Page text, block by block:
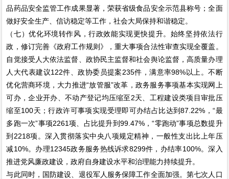
品药品安全监管工作成果显著，荣获省级食品安全示范县称号；全面
做好安全生产、信访稳定等工作，社会大局保持和谐稳定。
（七）优化环境转作风，行政效能实现更快提升。始终坚持依法行
政，修订完善《政府工作规则》，重大事项合法性审查实现全覆盖。
自觉接受人大依法监督、政协民主监督和社会舆论监督，高质量办理
人大代表建议122件、政协委员提案235件，满意率98%以上。不断
优化营商环境，大力推进“放管服”改革，政务服务事项基本实现网上
可办，企业开办、不动产登记均压缩至2天、工程建设类项目审批压
缩至100天；行政许可事项实现受理即可办结占比达到87.22%，“最
多跑一次”事项2261项、占比提升到99.47%，“零跑动”事项总数提升
到2218项。深入贯彻落实中央八项规定精神，一般性支出比上年压
减10%。办理12345政务服务热线诉求8299件，办结率100%。深入
推进党风廉政建设，政府自身建设水平和治理能力持续提升。
与此同时，国防建设、退役军人服务保障工作全面加强。第七次人口